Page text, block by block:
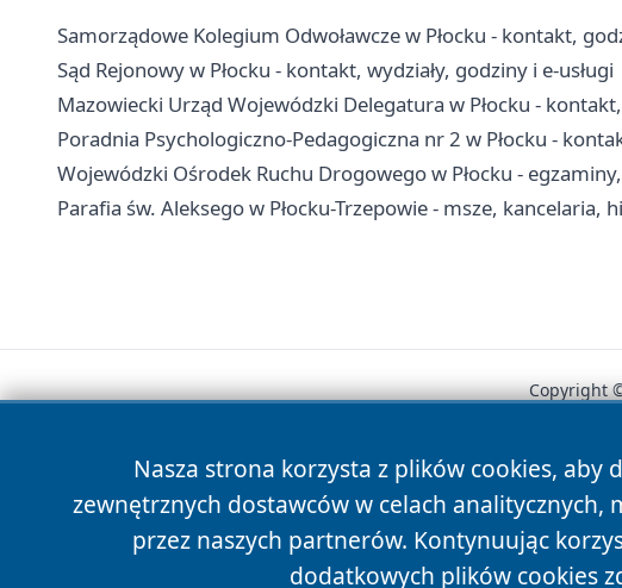
Samorządowe Kolegium Odwoławcze w Płocku - kontakt,
Sąd Rejonowy w Płocku - kontakt, wydziały, godziny i e-usługi
Mazowiecki Urząd Wojewódzki Delegatura w Płocku -
Poradnia Psychologiczno-Pedagogiczna nr 2 w Płocku -
Wojewódzki Ośrodek Ruchu Drogowego w Płocku -
Parafia św. Aleksego w Płocku-Trzepowie - msze, kancelaria,
Nasza strona korzysta z plików cookies, aby
zewnętrznych dostawców w celach
przez naszych partnerów. Kontynuując
dodatkowych plików cookies
Copyright
News